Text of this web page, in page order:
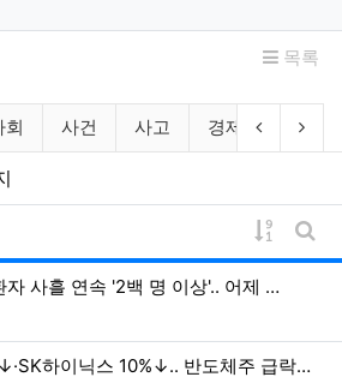
목록
회 사건 사고 경제 산업
이전 분류
다
게시물
게
자 사흘 연속 '2백 명 이상'.. 어제 …
하이닉스 10%↓.. 반도체주 급락…